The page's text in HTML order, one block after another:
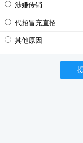
涉嫌传销
代招冒充直招
其他原因